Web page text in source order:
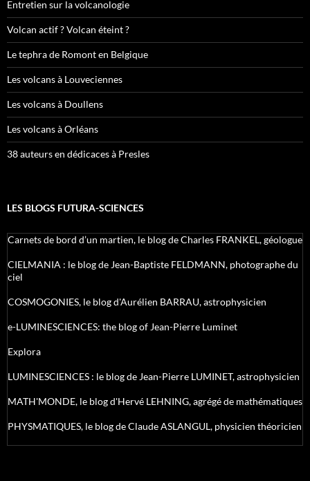
Entretien sur la volcanologie
Volcan actif ? Volcan éteint ?
Le tephra de Romont en Belgique
Les volcans à Louveciennes
Les volcans à Doullens
Les volcans à Orléans
38 auteurs en dédicaces à Presles
LES BLOGS FUTURA-SCIENCES
Carnets de bord d’un martien, le blog de Charles FRANKEL, géologue
CIELMANIA : le blog de Jean-Baptiste FELDMANN, photographe du
ciel
COSMOGONIES, le blog d'Aurélien BARRAU, astrophysicien
e-LUMINESCIENCES: the blog of Jean-Pierre Luminet
Explora
LUMINESCIENCES : le blog de Jean-Pierre LUMINET, astrophysicien
MATH'MONDE, le blog d'Hervé LEHNING, agrégé de mathématiques
PHYSMATIQUES, le blog de Claude ASLANGUL, physicien théoricien